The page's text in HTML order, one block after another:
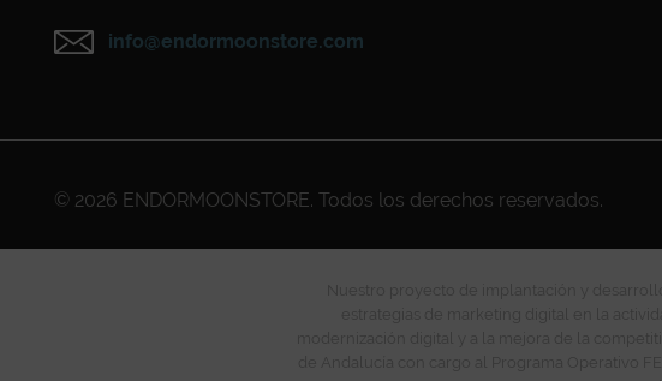
info@endormoonstore.com
© 2026 ENDORMOONSTORE. Todos los derechos reservados.